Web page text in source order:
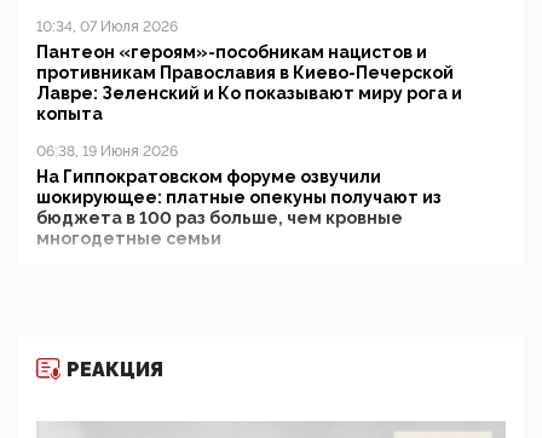
10:34, 07 Июля 2026
Пантеон «героям»-пособникам нацистов и
противникам Православия в Киево-Печерской
Лавре: Зеленский и Ко показывают миру рога и
копыта
06:38, 19 Июня 2026
На Гиппократовском форуме озвучили
шокирующее: платные опекуны получают из
бюджета в 100 раз больше, чем кровные
многодетные семьи
11:53, 09 Июня 2026
деятельность ИИТО ЮНЕСКО в России, но
РЕАКЦИЯ